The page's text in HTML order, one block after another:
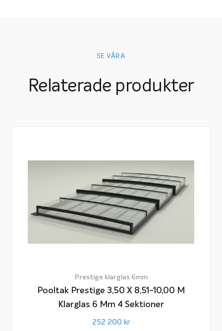
SE VÅRA
Relaterade produkter
Prestige klarglas 6mm
Pooltak Prestige 3,50 X 8,51-10,00 M
Klarglas 6 Mm 4 Sektioner
252 200 kr